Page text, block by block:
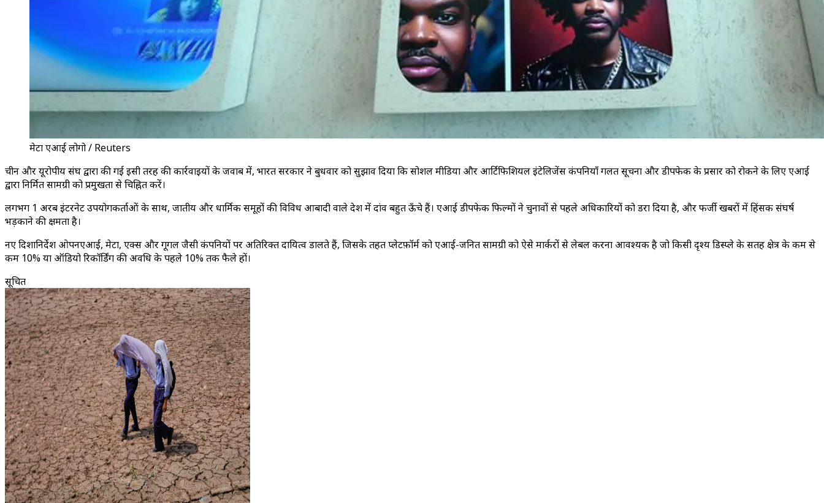
मेटा एआई लोगो / Reuters
चीन और यूरोपीय संघ द्वारा की गई इसी तरह की कार्रवाइयों के जवाब में, भारत सरकार ने बुधवार को सुझाव दिया कि सोशल मीडिया और आर्टिफिशियल इंटेलिजेंस कंपनियाँ गलत सूचना और डीपफेक के प्रसार को रोकने के लिए एआई
द्वारा निर्मित सामग्री को प्रमुखता से चिह्नित करें।
लगभग 1 अरब इंटरनेट उपयोगकर्ताओं के साथ, जातीय और धार्मिक समूहों की विविध आबादी वाले देश में दांव बहुत ऊँचे हैं। एआई डीपफेक फिल्मों ने चुनावों से पहले अधिकारियों को डरा दिया है, और फर्जी खबरों में हिंसक संघर्ष
भड़काने की क्षमता है।
नए दिशानिर्देश ओपनएआई, मेटा, एक्स और गूगल जैसी कंपनियों पर अतिरिक्त दायित्व डालते हैं, जिसके तहत प्लेटफ़ॉर्म को एआई-जनित सामग्री को ऐसे मार्करों से लेबल करना आवश्यक है जो किसी दृश्य डिस्प्ले के सतह क्षेत्र के कम से
कम 10% या ऑडियो रिकॉर्डिंग की अवधि के पहले 10% तक फैले हों।
सूचित